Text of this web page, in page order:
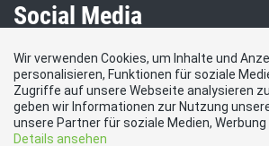
Social Media
Besuchen Sie uns bei:
Wir verwenden Cookies, um Inhalte und
personalisieren, Funktionen für soziale
Zugriffe auf unsere Webseite analysieren
geben wir Informationen zur Nutzung
unsere Partner für soziale Medien, Werbung
Details ansehen